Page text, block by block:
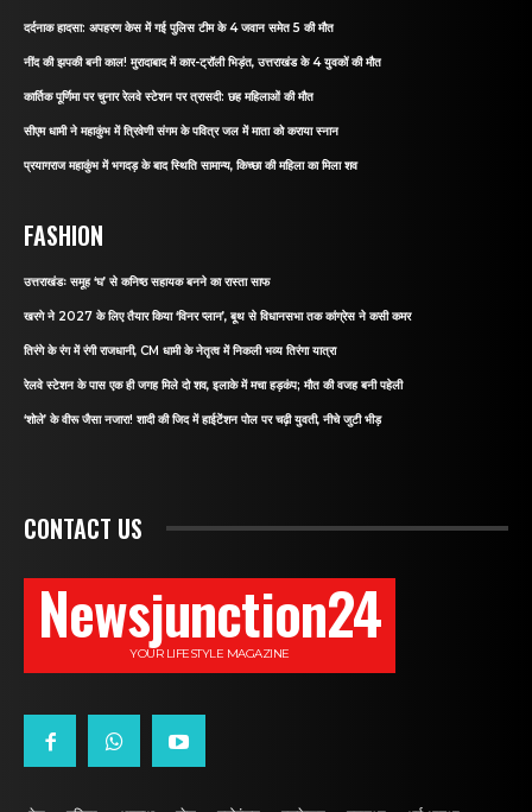
दर्दनाक हादसा: अपहरण केस में गई पुलिस टीम के 4 जवान समेत 5 की मौत
नींद की झपकी बनी काल! मुरादाबाद में कार-ट्रॉली भिड़ंत, उत्तराखंड के 4 युवकों की मौत
कार्तिक पूर्णिमा पर चुनार रेलवे स्टेशन पर त्रासदी: छह महिलाओं की मौत
सीएम धामी ने महाकुंभ में त्रिवेणी संगम के पवित्र जल में माता को कराया स्नान
प्रयागराज महाकुंभ में भगदड़ के बाद स्थिति सामान्य, किच्छा की महिला का मिला शव
FASHION
उत्तराखंडः समूह ‘घ’ से कनिष्ठ सहायक बनने का रास्ता साफ
खरगे ने 2027 के लिए तैयार किया ‘विनर प्लान’, बूथ से विधानसभा तक कांग्रेस ने कसी कमर
तिरंगे के रंग में रंगी राजधानी, CM धामी के नेतृत्व में निकली भव्य तिरंगा यात्रा
रेलवे स्टेशन के पास एक ही जगह मिले दो शव, इलाके में मचा हड़कंप; मौत की वजह बनी पहेली
‘शोले’ के वीरू जैसा नजारा! शादी की जिद में हाईटेंशन पोल पर चढ़ी युवती, नीचे जुटी भीड़
CONTACT US
Newsjunction24
YOUR LIFESTYLE MAGAZINE